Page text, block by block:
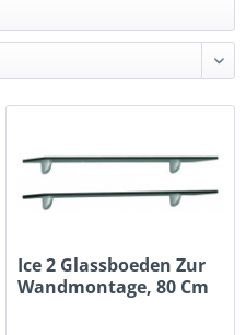
Ice 2 Glassboeden Zur
Wandmontage, 80 Cm